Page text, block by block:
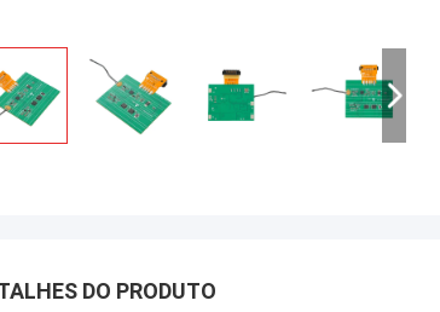
Kallista
DO PRODUTO